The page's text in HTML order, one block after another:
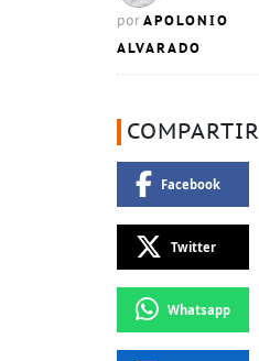
por APOLONIO
ALVARADO
COMPARTIR
Facebook
Twitter
Whatsapp